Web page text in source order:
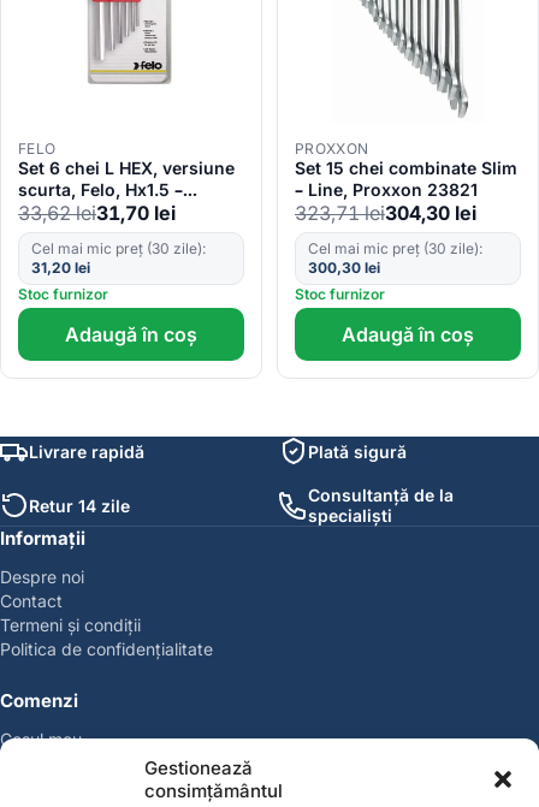
Gestionează
consimțământul
FELO
Set 6 chei L HEX, versiune
scurta, Felo, Hx1.5 –
Hx5.0mm
33,62lei31,70 lei
Cel mai mic preț (30 zile):
31,20 lei
Stoc furnizor
Adaugă în coș
PROXXON
Set 15 chei combinate Slim
– Line, Proxxon 23821
323,71lei304,30 lei
Cel mai mic preț (30 zile):
300,30 lei
Stoc furnizor
Adaugă în coș
Livrare rapidă Plată sigură
Retur 14 zile
Consultanță de la
specialiști
Informații
Despre noi
Contact
Termeni și condiții
Politica de confidențialitate
Comenzi
Coșul meu